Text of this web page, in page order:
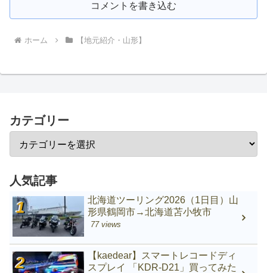
コメントを書き込む
ホーム 【地元紹介・山形】
カテゴリー
人気記事
北海道ツーリング2026（1日目）山
形県鶴岡市→北海道苫小牧市
77 views
【kaedear】スマートレコードディ
スプレイ 「KDR-D21」買ってみた